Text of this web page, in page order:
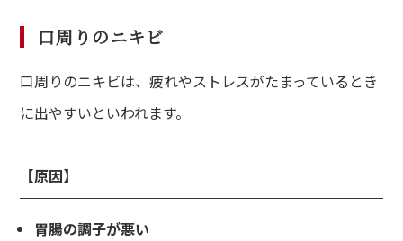
口周りのニキビ
口周りのニキビは、疲れやストレスがたまっているとき
に出やすいといわれます。
【原因】
胃腸の調子が悪い